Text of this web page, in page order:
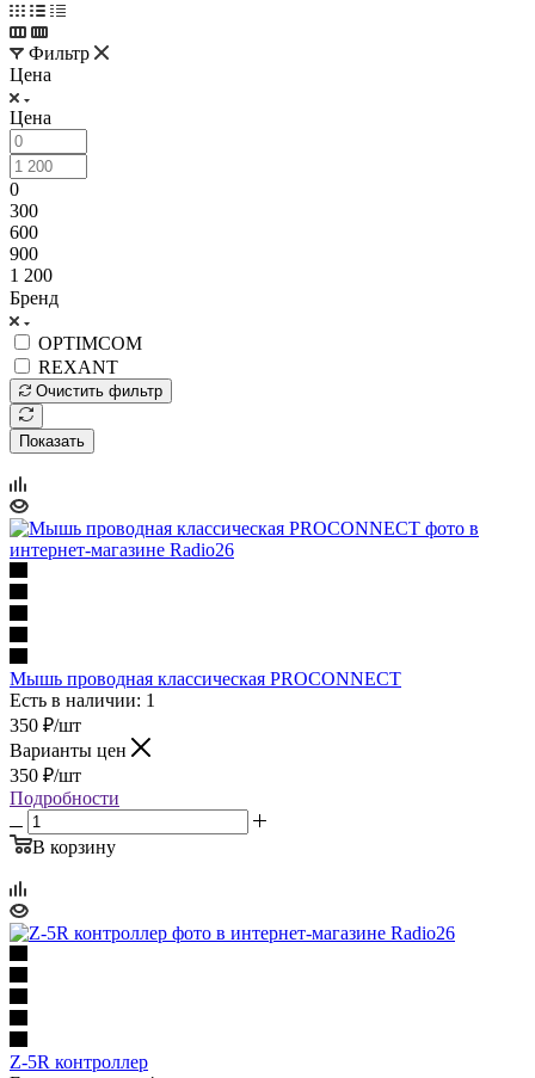
Фильтр
Цена
Цена
0
300
600
900
1 200
Бренд
OPTIMCOM
REXANT
Очистить фильтр
Показать
Мышь проводная классическая PROCONNECT
Есть в наличии: 1
350 ₽/шт
Варианты цен
350 ₽/шт
Подробности
В корзину
Z-5R контроллер